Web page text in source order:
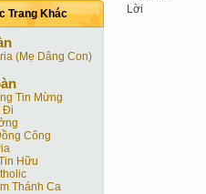
Trang Khác
(Mẹ Dâng Con)
Tin Mừng
Đi
Công
Hữu
Thánh Ca
Lời